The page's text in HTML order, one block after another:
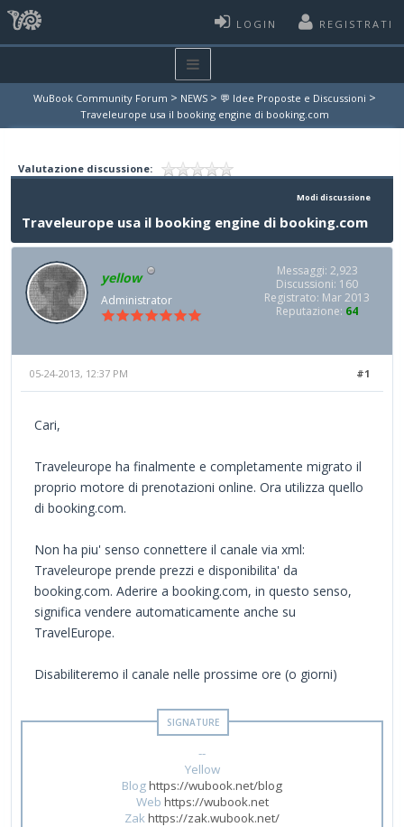
LOGIN REGISTRATI
WuBook Community Forum > NEWS > 💬 Idee Proposte e Discussioni >
Traveleurope usa il booking engine di booking.com
Valutazione discussione:
Modi discussione
Traveleurope usa il booking engine di booking.com
yellow
Administrator
Messaggi: 2,923
Discussioni: 160
Registrato: Mar 2013
Reputazione: 64
#1
05-24-2013, 12:37 PM
Cari,
Traveleurope ha finalmente e completamente migrato il
proprio motore di prenotazioni online. Ora utilizza quello
di booking.com.
Non ha piu' senso connettere il canale via xml:
Traveleurope prende prezzi e disponibilita' da
booking.com. Aderire a booking.com, in questo senso,
significa vendere automaticamente anche su
TravelEurope.
Disabiliteremo il canale nelle prossime ore (o giorni)
--
Yellow
Bloghttps://wubook.net/blog
Web https://wubook.net
Zakhttps://zak.wubook.net/